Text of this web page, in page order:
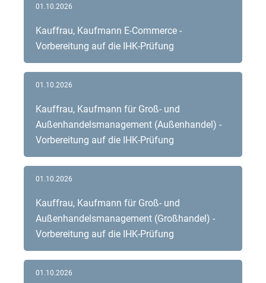
Kauffrau, Kaufmann E-Commerce -
Vorbereitung auf die IHK-Prüfung
01.10.2026
Kauffrau, Kaufmann für Groß- und
Außenhandelsmanagement (Außenhandel) -
Vorbereitung auf die IHK-Prüfung
01.10.2026
Kauffrau, Kaufmann für Groß- und
Außenhandelsmanagement (Großhandel) -
Vorbereitung auf die IHK-Prüfung
01.10.2026
01.10.2026